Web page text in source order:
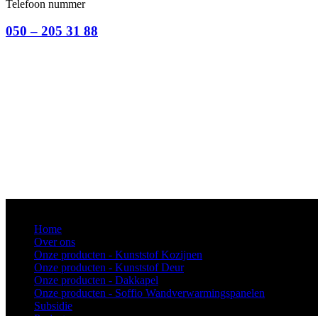
Telefoon nummer
050 – 205 31 88
Home
Over ons
Onze producten - Kunststof Kozijnen
Onze producten - Kunststof Deur
Onze producten - Dakkapel
Onze producten - Soffio Wandverwarmingspanelen
Subsidie